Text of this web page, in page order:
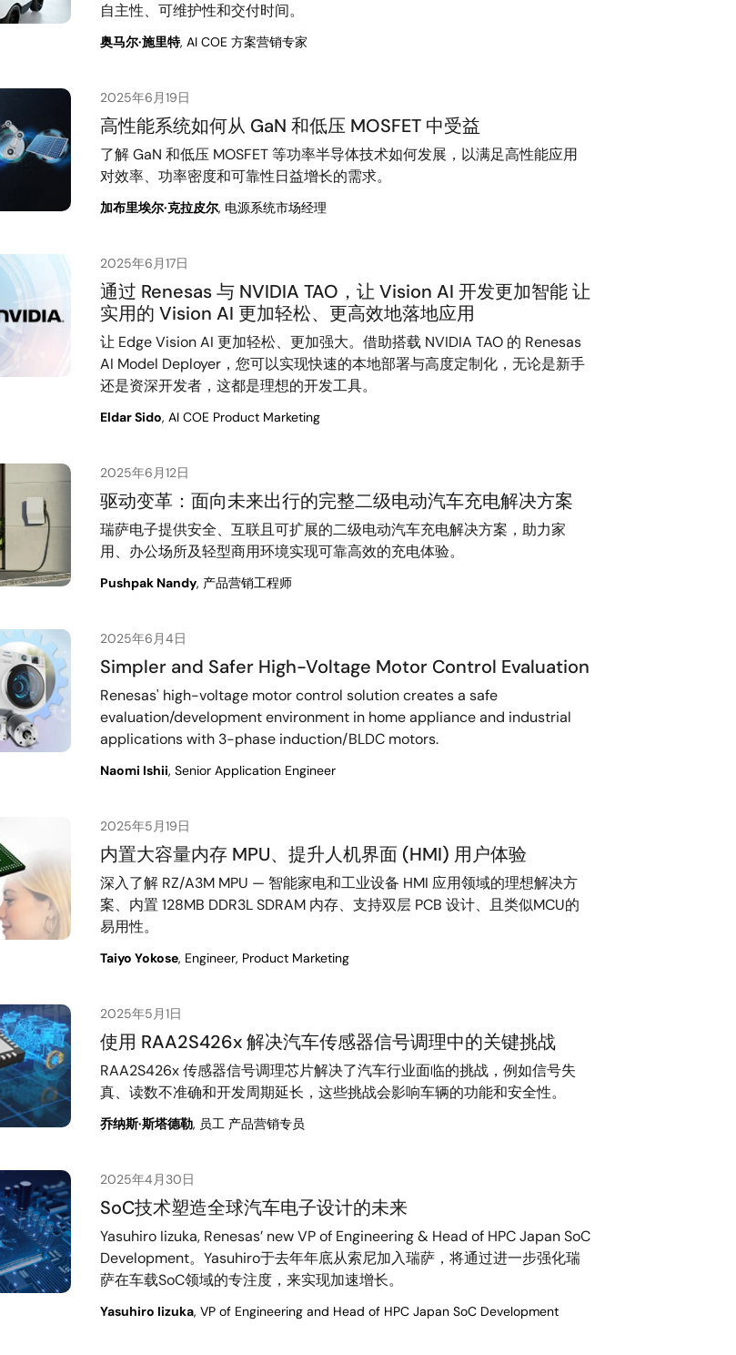
自主性、可维护性和交付时间。
奥马尔·施里特, AI COE 方案营销专家
2025年6月19日
高性能系统如何从 GaN 和低压 MOSFET 中受益
了解 GaN 和低压 MOSFET 等功率半导体技术如何发展，以满足高性能应用
对效率、功率密度和可靠性日益增长的需求。
加布里埃尔·克拉皮尔, 电源系统市场经理
2025年6月17日
通过 Renesas 与 NVIDIA TAO，让 Vision AI 开发更加智能 让
实用的 Vision AI 更加轻松、更高效地落地应用
让 Edge Vision AI 更加轻松、更加强大。借助搭载 NVIDIA TAO 的 Renesas
AI Model Deployer，您可以实现快速的本地部署与高度定制化，无论是新手
还是资深开发者，这都是理想的开发工具。
Eldar Sido, AI COE Product Marketing
2025年6月12日
驱动变革：面向未来出行的完整二级电动汽车充电解决方案
瑞萨电子提供安全、互联且可扩展的二级电动汽车充电解决方案，助力家
用、办公场所及轻型商用环境实现可靠高效的充电体验。
Pushpak Nandy, 产品营销工程师
2025年6月4日
Simpler and Safer High-Voltage Motor Control Evaluation
Renesas' high-voltage motor control solution creates a safe
evaluation/development environment in home appliance and industrial
applications with 3-phase induction/BLDC motors.
Naomi Ishii, Senior Application Engineer
2025年5月19日
内置大容量内存 MPU、提升人机界面 (HMI) 用户体验
深入了解 RZ/A3M MPU — 智能家电和工业设备 HMI 应用领域的理想解决方
案、内置 128MB DDR3L SDRAM 内存、支持双层 PCB 设计、且类似MCU的
易用性。
Taiyo Yokose, Engineer, Product Marketing
2025年5月1日
使用 RAA2S426x 解决汽车传感器信号调理中的关键挑战
RAA2S426x 传感器信号调理芯片解决了汽车行业面临的挑战，例如信号失
真、读数不准确和开发周期延长，这些挑战会影响车辆的功能和安全性。
乔纳斯·斯塔德勒, 员工 产品营销专员
2025年4月30日
SoC技术塑造全球汽车电子设计的未来
Yasuhiro Iizuka, Renesas’ new VP of Engineering & Head of HPC Japan SoC
Development。Yasuhiro于去年年底从索尼加入瑞萨，将通过进一步强化瑞
萨在车载SoC领域的专注度，来实现加速增长。
Yasuhiro Iizuka, VP of Engineering and Head of HPC Japan SoC Development